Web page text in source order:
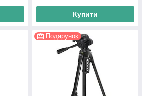
Купити
Подарунок